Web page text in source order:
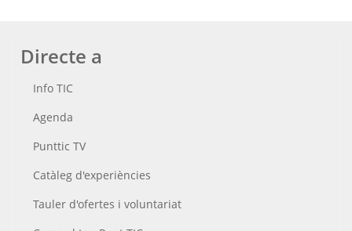
Directe a
Info TIC
Agenda
Punttic TV
Catàleg d'experiències
Tauler d'ofertes i voluntariat